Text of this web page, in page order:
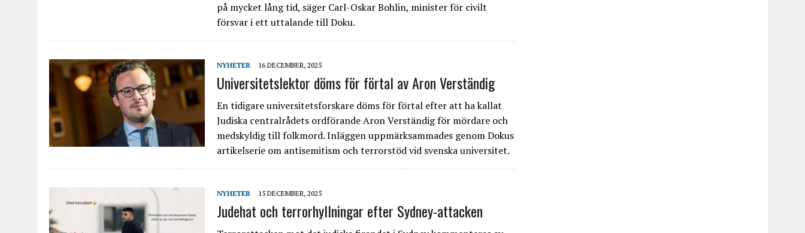
på mycket lång tid, säger Carl-Oskar Bohlin, minister för civilt
försvar i ett uttalande till Doku.
NYHETER 16 DECEMBER, 2025
Universitetslektor döms för förtal av Aron Verständig
En tidigare universitetsforskare döms för förtal efter att ha kallat
Judiska centralrådets ordförande Aron Verständig för mördare och
medskyldig till folkmord. Inläggen uppmärksammades genom Dokus
artikelserie om antisemitism och terrorstöd vid svenska universitet.
NYHETER 15 DECEMBER, 2025
Judehat och terrorhyllningar efter Sydney-attacken